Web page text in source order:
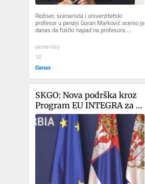
Režiser, scenarista i univerzitetski
profesor u penziji Goran Marković ocenio je
danas da fizički napad na profesora
Fakulteta dramskih umetnosti...
yesterday
10
Danas
SKGO: Nova podrška kroz
Program EU INTEGRA za
pripremu projekata
integralnog teritorijalnog
razvoja